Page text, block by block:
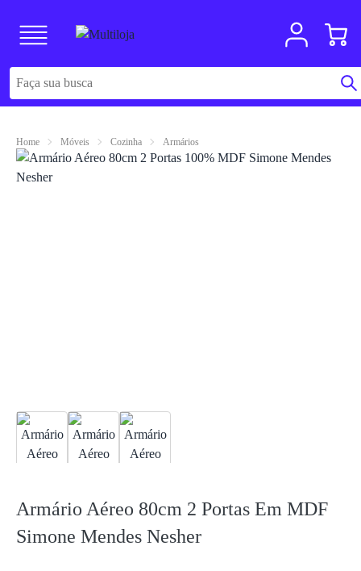
Home Móveis Cozinha Armários
Armário Aéreo 80cm 2 Portas Em MDF
Simone Mendes Nesher